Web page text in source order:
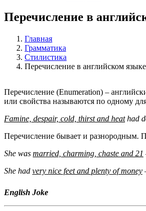
Перечисление в
Главная
Грамматика
Стилистика
Перечисление в английском языке
Перечисление (Enumeration) –
или свойства называются по одному
Famine, despair, cold, thirst and heathad
Перечисление бывает и разнородным.
She was married, charming, chaste and 21
She had very nice feet and plenty of money
English Joke